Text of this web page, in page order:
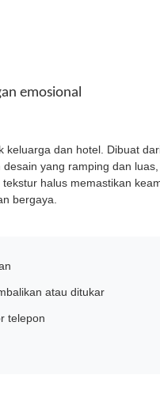
emosional
dan hotel. Dibuat
yang ramping dan
halus memastikan
bergaya.
atau ditukar
telepon